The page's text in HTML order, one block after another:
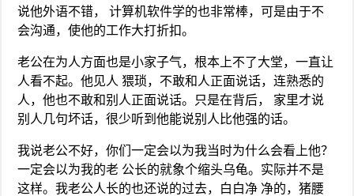
说他外语不错， 计算机软件学的也非常棒，可是由于不
会沟通，使他的工作大打折扣。
老公在为人方面也是小家子气，根本上不了大堂，一直让
人看不起。他见人 猥琐，不敢和人正面说话，连熟悉的
人，他也不敢和别人正面说话。只是在背后， 家里才说
别人几句坏话，很少听到他能说别人比他强的话。
我说老公不好，你们一定会以为我当时为什么会看上他？
一定会以为我的老 公长的就象个缩头乌龟。实际并不是
这样。我老公人长的也还说的过去，白白净 净的，猪腰